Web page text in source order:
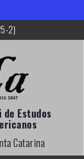
2)
Estudos
Catarina